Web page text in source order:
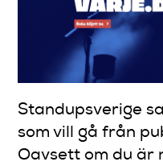
Standupsverige
som vill gå från
Oavsett om du är